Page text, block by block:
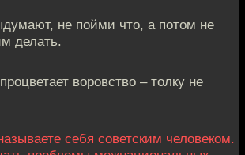
не пойми что, а потом не
делать.
воровство – толку не
себя советским человеком.